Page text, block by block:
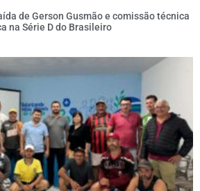
de Gerson Gusmão e comissão técnica
na Série D do Brasileiro